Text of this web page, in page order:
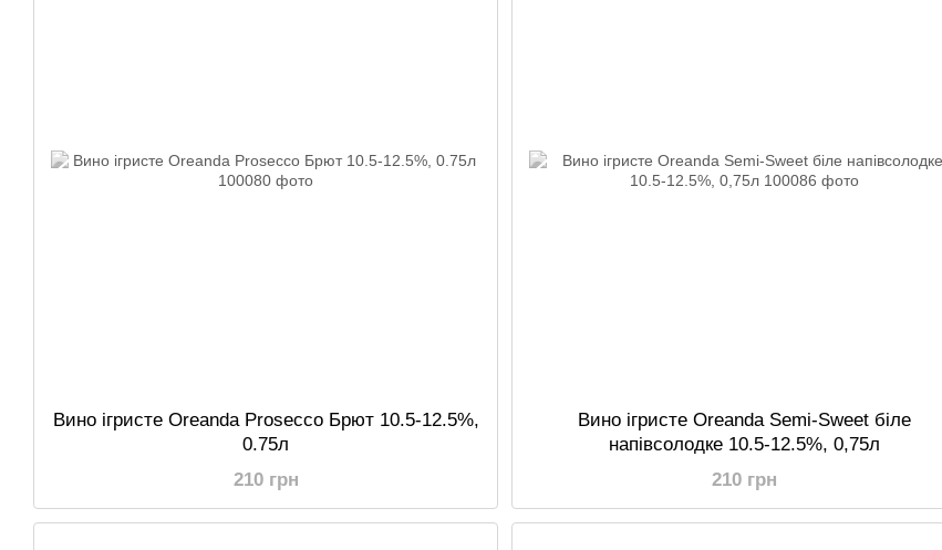
Вино ігристе Oreanda Prosecco Брют 10.5-12.5%,
0.75л
210 грн
Вино ігристе Oreanda Semi-Sweet біле
напівсолодке 10.5-12.5%, 0,75л
210 грн